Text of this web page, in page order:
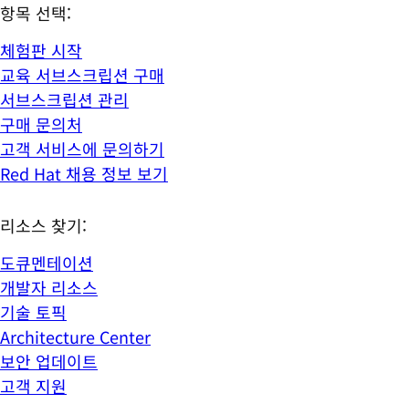
항목 선택:
체험판 시작
교육 서브스크립션 구매
서브스크립션 관리
구매 문의처
고객 서비스에 문의하기
Red Hat 채용 정보 보기
리소스 찾기:
도큐멘테이션
개발자 리소스
기술 토픽
Architecture Center
보안 업데이트
고객 지원